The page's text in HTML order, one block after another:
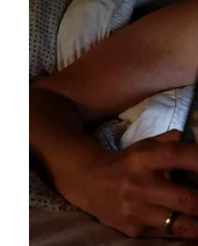
MALUT
WN
DAIRI
DANAU
TOBA